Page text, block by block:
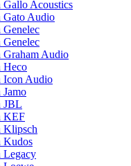
Gallo Acoustics
Gato Audio
Genelec
Genelec
Graham Audio
Heco
Icon Audio
JBL
KEF
Klipsch
Kudos
Legacy